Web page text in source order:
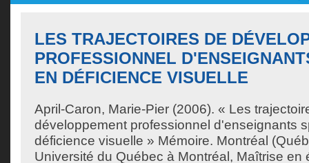
LES TRAJECTOIRES DE
PROFESSIONNEL
EN DÉFICIENCE VISUELLE
April-Caron, Marie-Pier (2006). « Les
développement professionnel d'enseignants
déficience visuelle » Mémoire. Montréal
Université du Québec à Montréal, Maîtrise en